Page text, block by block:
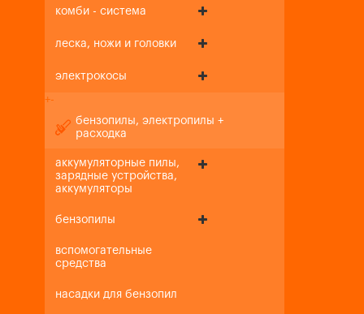
комби - система
леска, ножи и головки
электрокосы
+-
бензопилы, электропилы +
расходка
аккумуляторные пилы,
зарядные устройства,
аккумуляторы
бензопилы
вспомогательные
средства
насадки для бензопил